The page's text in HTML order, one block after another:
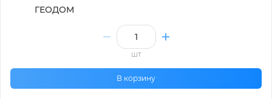
ГЕОДОМ
шт
В корзину